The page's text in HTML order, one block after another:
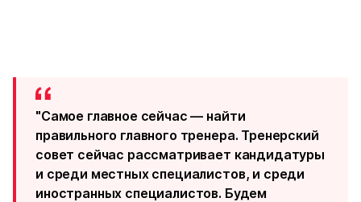
"Самое главное сейчас — найти
правильного главного тренера. Тренерский
совет сейчас рассматривает кандидатуры
и среди местных специалистов, и среди
иностранных специалистов. Будем